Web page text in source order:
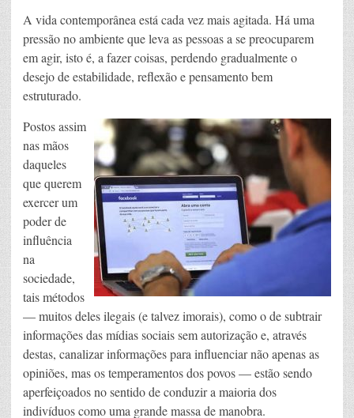
A vida contemporânea está cada vez mais agitada. Há uma
pressão no ambiente que leva as pessoas a se preocuparem
em agir, isto é, a fazer coisas, perdendo gradualmente o
desejo de estabilidade, reflexão e pensamento bem
estruturado.
Postos assim
nas mãos
daqueles
que querem
exercer um
poder de
influência
na
sociedade,
tais métodos
— muitos deles ilegais (e talvez imorais), como o de subtrair
informações das mídias sociais sem autorização e, através
destas, canalizar informações para influenciar não apenas as
opiniões, mas os temperamentos dos povos — estão sendo
aperfeiçoados no sentido de conduzir a maioria dos
indivíduos como uma grande massa de manobra.